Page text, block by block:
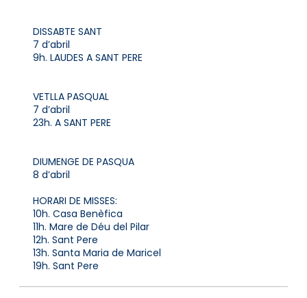
DISSABTE SANT
7 d’abril
9h. LAUDES A SANT PERE
VETLLA PASQUAL
7 d’abril
23h. A SANT PERE
DIUMENGE DE PASQUA
8 d’abril
HORARI DE MISSES:
10h. Casa Benèfica
11h. Mare de Déu del Pilar
12h. Sant Pere
13h. Santa Maria de Maricel
19h. Sant Pere